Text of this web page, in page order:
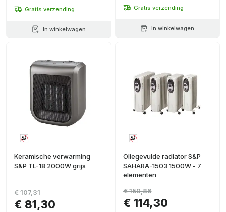
Gratis verzending
In winkelwagen
Gratis verzending
In winkelwagen
Keramische verwarming
S&P TL-18 2000W grijs
€ 81,30
€ 107,31
Oliegevulde radiator S&P
SAHARA-1503 1500W - 7
elementen
€ 114,30
€ 150,86